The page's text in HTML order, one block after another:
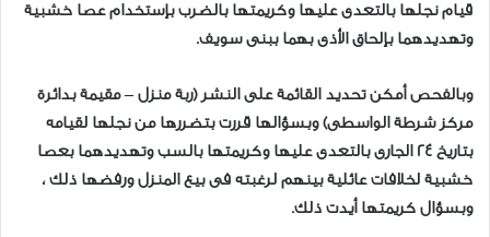
قيام نجلها بالتعدى عليها وكريمتها بالضرب بإستخدام عصا خشبية
وتهديدهما بإلحاق الأذى بهما ببنى سويف.
وبالفحص أمكن تحديد القائمة على النشر (ربة منزل – مقيمة بدائرة
مركز شرطة الواسطى) وبسؤالها قررت بتضررها من نجلها لقيامه
بتاريخ 24 الجارى بالتعدى عليها وكريمتها بالسب وتهديدهما بعصا
خشبية لخلافات عائلية بينهم لرغبته فى بيع المنزل ورفضها ذلك ،
وبسؤال كريمتها أيدت ذلك.